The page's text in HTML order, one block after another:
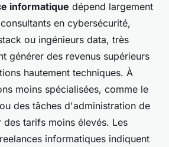
informatique dépend largement
en cybersécurité,
ou ingénieurs data, très
générer des revenus supérieurs
hautement techniques. À
moins spécialisées, comme le
des tâches d'administration de
des tarifs moins élevés. Les
informatiques indiquent